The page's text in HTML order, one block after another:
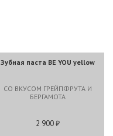
Зубная паста BE YOU yellow
СО ВКУСОМ ГРЕЙПФРУТА И
БЕРГАМОТА
2 900 ₽